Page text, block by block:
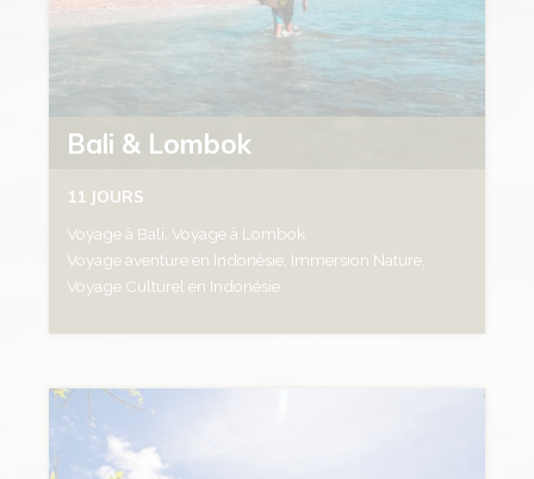
Bali & Lombok
11 JOURS
Voyage à Bali, Voyage à Lombok
Voyage aventure en Indonésie, Immersion Nature,
Voyage Culturel en Indonésie